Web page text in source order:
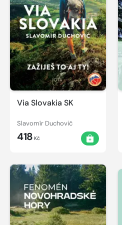
Via Slovakia SK
Slavomír Duchovič
418 Kč